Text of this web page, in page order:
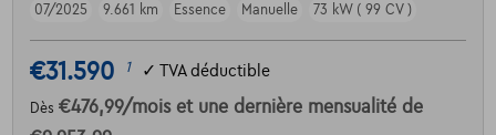
07/2025
9.661 km Essence Manuelle 73 kW ( 99 CV )
€31.590 1 ✓ TVA déductible
Dès €476,99/mois et une dernière mensualité de